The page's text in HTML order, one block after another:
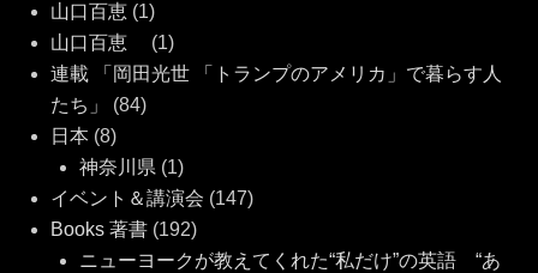
山口百恵(1)
山口百恵
(1)
連載 「岡田光世 「トランプのアメリカ」で暮らす人
たち」
(84)
日本 (8)
神奈川県 (1)
イベント＆講演会 (147)
Books 著書(192)
ニューヨークが教えてくれた“私だけ”の英語 “あ